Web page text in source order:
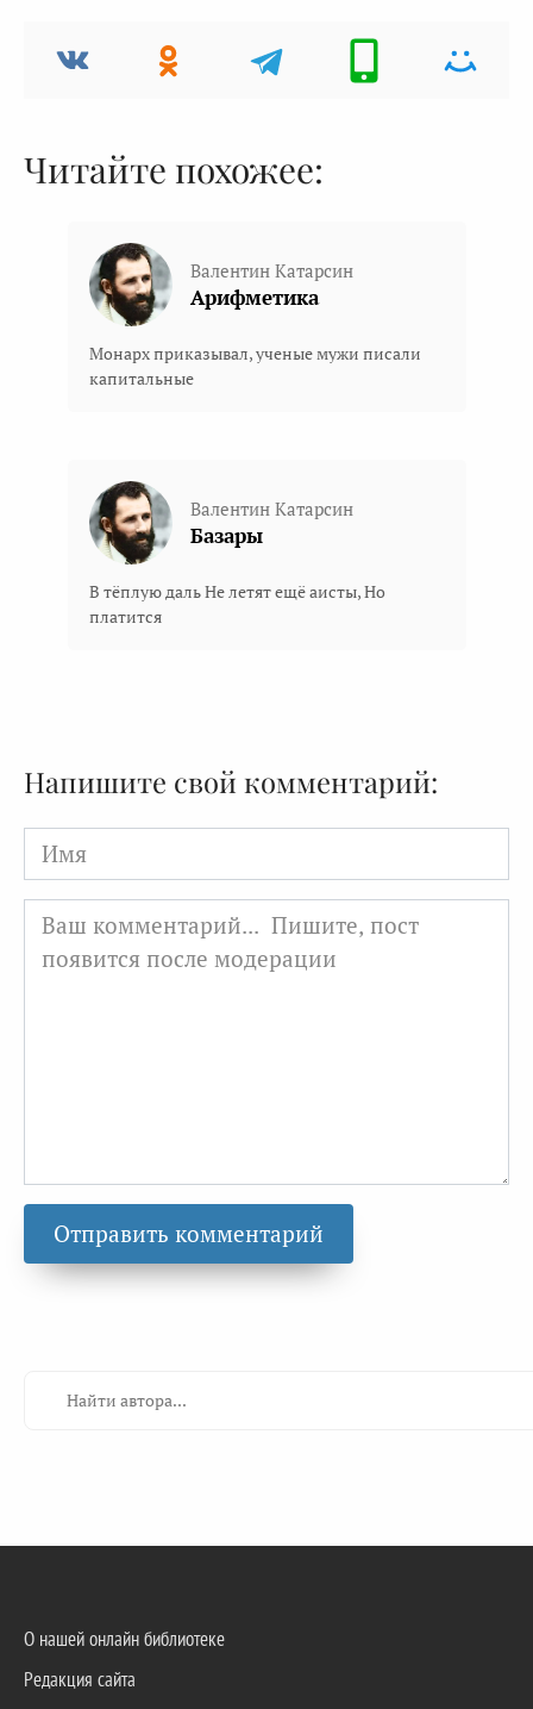
Читайте похожее:
Валентин Катарсин
Арифметика
Монарх приказывал, ученые мужи писали
капитальные
Валентин Катарсин
Базары
В тёплую даль Не летят ещё аисты, Но
платится
Напишите свой комментарий:
Имя
О нашей онлайн библиотеке
Редакция сайта